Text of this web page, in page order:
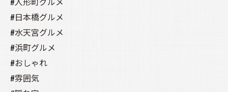
#日本橋グルメ
#水天宮グルメ
#浜町グルメ
#おしゃれ
#雰囲気